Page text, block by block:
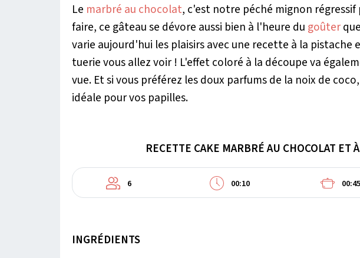
Le marbré au chocolat, c'est notre péché mignon
faire, ce gâteau se dévore aussi bien à l'heure du goûter
varie aujourd'hui les plaisirs avec une recette à la pistache
tuerie vous allez voir ! L'effet coloré à la découpe va
vue. Et si vous préférez les doux parfums de la noix de
idéale pour vos papilles.
RECETTE CAKE MARBRÉ AU CHOCOLAT ET
6 00:10 00:45
INGRÉDIENTS